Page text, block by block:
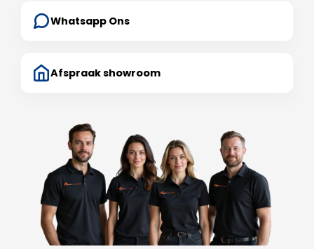
Whatsapp Ons
Afspraak showroom